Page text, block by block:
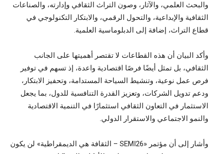
والبحث العلمي، والآثار، وصون التراث الثقافي وإدارته، والصناعات
الثقافية والإبداعية، والتحول الرقمي، والابتكار التكنولوجي في
قطاع التراث، إضافة إلى الدبلوماسية العلمية.
وأكد البيان أن هذه القطاعات لا تقتصر أهميتها على الجانب
الثقافي، بل تمثل أيضًا فرصًا اقتصادية واعدة، إذ تسهم في توفير
فرص عمل نوعية، وتنشيط السياحة المستدامة، وتحفيز الابتكار،
ودعم تدويل الشركات، وتعزيز القدرة التنافسية للدول، بما يجعل
الاستثمار في التعاون الثقافي استثمارًا في التنمية الاقتصادية
والنمو الاجتماعي والاستقرار الدولي.
وأشار إلى أن مؤتمر «SEMI26 – الثقافة هي الديمقراطية» لن يكون